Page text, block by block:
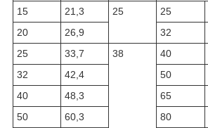
15
21,3 25 25
20
26,9 32
25
33,7 38 40
32
42,4 50
40
48,3 65
50
60,3 80